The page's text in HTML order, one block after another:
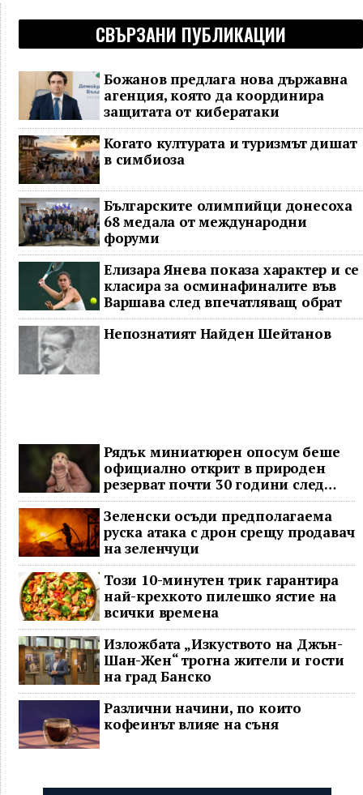
СВЪРЗАНИ ПУБЛИКАЦИИ
Божанов предлага нова държавна
агенция, която да координира
защитата от кибератаки
Когато културата и туризмът дишат
в симбиоза
Българските олимпийци донесоха
68 медала от международни
форуми
Елизара Янева показа характер и се
класира за осминафиналите във
Варшава след впечатляващ обрат
Непознатият Найден Шейтанов
Рядък миниатюрен опосум беше
официално открит в природен
резерват почти 30 години след
последното му наблюдение
Зеленски осъди предполагаема
руска атака с дрон срещу продавач
на зеленчуци
Този 10-минутен трик гарантира
най-крехкото пилешко ястие на
всички времена
Изложбата „Изкуството на Джън-
Шан-Жен“ трогна жители и гости
на град Банско
Различни начини, по които
кофеинът влияе на съня